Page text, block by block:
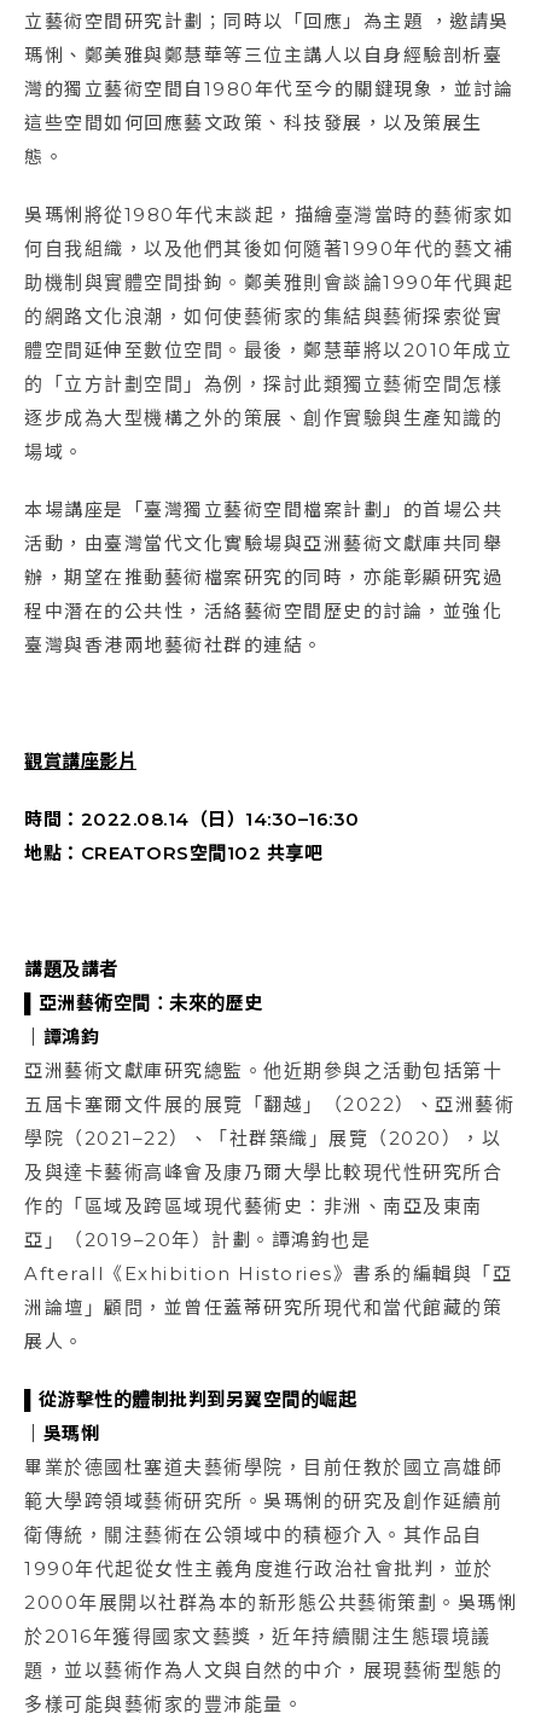
立藝術空間研究計劃；同時以「回應」為主題 ，邀請吳
瑪悧、鄭美雅與鄭慧華等三位主講人以自身經驗剖析臺
灣的獨立藝術空間自1980年代至今的關鍵現象，並討論
這些空間如何回應藝文政策、科技發展，以及策展生
態。
吳瑪悧將從1980年代末談起，描繪臺灣當時的藝術家如
何自我組織，以及他們其後如何隨著1990年代的藝文補
助機制與實體空間掛鉤。鄭美雅則會談論1990年代興起
的網路文化浪潮，如何使藝術家的集結與藝術探索從實
體空間延伸至數位空間。最後，鄭慧華將以2010年成立
的「立方計劃空間」為例，探討此類獨立藝術空間怎樣
逐步成為大型機構之外的策展、創作實驗與生產知識的
場域。
本場講座是「臺灣獨立藝術空間檔案計劃」的首場公共
活動，由臺灣當代文化實驗場與亞洲藝術文獻庫共同舉
辦，期望在推動藝術檔案研究的同時，亦能彰顯研究過
程中潛在的公共性，活絡藝術空間歷史的討論，並強化
臺灣與香港兩地藝術社群的連結。
觀賞講座影片
時間： 2022.08.14 （日） 14:30–16:30
地點： CREATORS空間102 共享吧
講題及講者
亞洲藝術空間：未來的歷史
譚鴻鈞
亞洲藝術文獻庫研究總監。他近期參與之活動包括第十
五屆卡塞爾文件展的展覽「翻越」（2022）、亞洲藝術
學院（2021–22）、「社群築織」展覽（2020），以
及與達卡藝術高峰會及康乃爾大學比較現代性研究所合
作的「區域及跨區域現代藝術史︰非洲、南亞及東南
亞」（2019–20年）計劃。譚鴻鈞也是
Afterall《Exhibition Histories》書系的編輯與「亞
洲論壇」顧問，並曾任蓋蒂研究所現代和當代館藏的策
展人。
從游擊性的體制批判到另翼空間的崛起
吳瑪悧
畢業於德國杜塞道夫藝術學院，目前任教於國立高雄師
範大學跨領域藝術研究所。吳瑪悧的研究及創作延續前
衛傳統，關注藝術在公領域中的積極介入。其作品自
1990年代起從女性主義角度進行政治社會批判，並於
2000年展開以社群為本的新形態公共藝術策劃。吳瑪悧
於2016年獲得國家文藝獎，近年持續關注生態環境議
題，並以藝術作為人文與自然的中介，展現藝術型態的
多樣可能與藝術家的豐沛能量。